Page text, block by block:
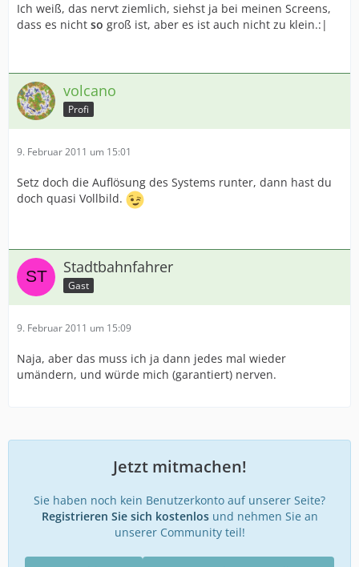
Ich weiß, das nervt ziemlich, siehst ja bei meinen Screens,
dass es nicht so groß ist, aber es ist auch nicht zu klein.:|
volcano
Profi
9. Februar 2011 um 15:01
Setz doch die Auflösung des Systems runter, dann hast du
doch quasi Vollbild.
Stadtbahnfahrer
Gast
9. Februar 2011 um 15:09
Naja, aber das muss ich ja dann jedes mal wieder
umändern, und würde mich (garantiert) nerven.
Jetzt mitmachen!
Sie haben noch kein Benutzerkonto auf unserer Seite?
Registrieren Sie sich kostenlosund nehmen Sie an
unserer Community teil!